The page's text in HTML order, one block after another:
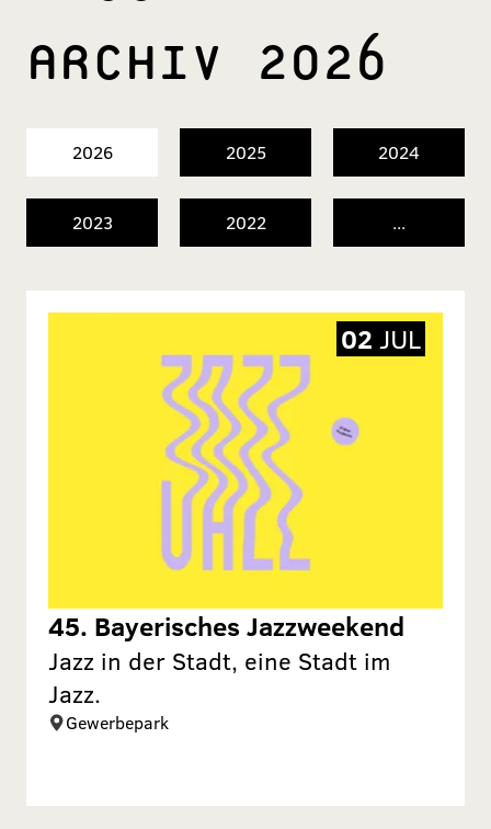
ARCHIV 2026
2026 2025 2024
2023 2022 ...
45. Bayerisches Jazzweekend
Jazz in der Stadt, eine Stadt im
Jazz.
Gewerbepark
02 JUL